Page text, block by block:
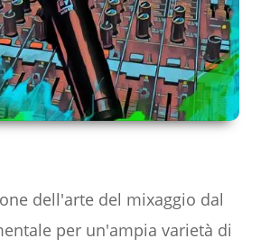
dell'arte del mixaggio dal
per un'ampia varietà di